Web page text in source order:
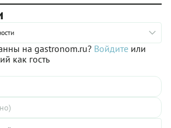
на gastronom.ru? Войдите или
как гость